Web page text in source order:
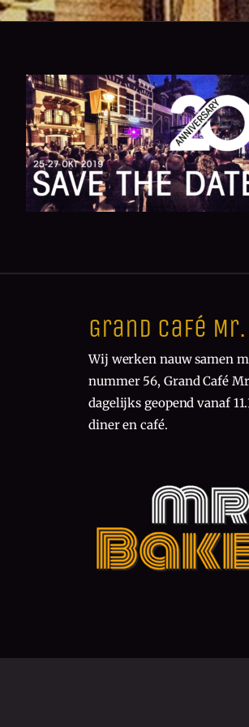
Grand Café
Wij werken nauw samen
nummer 56, Grand Café
dagelijks geopend vanaf
diner en café.